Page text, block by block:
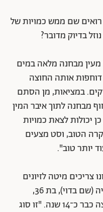
שם ממש כמויות של
בדיוק מדובר?
מעין מבחנה מלאה במים
דוחפות אותה החוצה
במציאות, מן הסתם
מבחנה לתוך איבר המין
יכולות לצאת כמויות
הטוב, וסט מצעים
יותר טוב".
צריכים מיטה לזיונים
ומיטה לנוח אחר כך", מספרת אליה (שם בדוי), בת 36,
שמעידה על עצמה שהיא משפריצה כבר כ־14 שנה. "זו סוג